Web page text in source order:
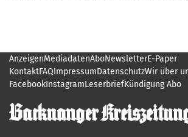
AnzeigenMediadatenAboNewsletterE-Paper
KontaktFAQImpressumDatenschutzWir über
FacebookInstagramLeserbriefKündigung Abo